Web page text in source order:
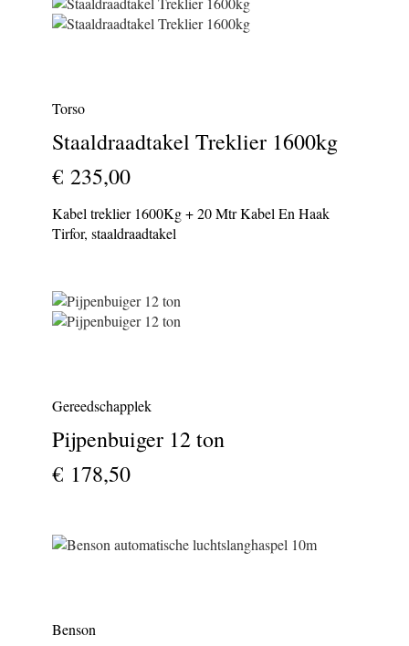
Torso
Staaldraadtakel Treklier 1600kg
€ 235,00
Kabel treklier 1600Kg + 20 Mtr Kabel En Haak
Tirfor, staaldraadtakel
Gereedschapplek
Pijpenbuiger 12 ton
€ 178,50
Benson